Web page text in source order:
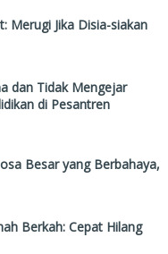
Merugi Jika Disia-siakan
dan Tidak Mengejar
di Pesantren
Besar yang Berbahaya,
Berkah: Cepat Hilang